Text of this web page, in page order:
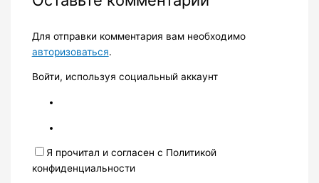
Для отправки комментария вам необходимо
авторизоваться.
Войти, используя социальный аккаунт
Я прочитал и согласен с Политикой
конфиденциальности